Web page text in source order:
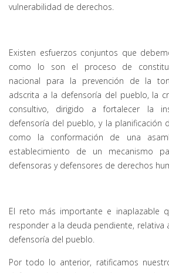
vulnerabilidad de derechos.
Existen esfuerzos conjuntos que
como lo son el proceso de
nacional para la prevención de la
adscrita a la defensoría del pueblo, la
consultivo, dirigido a fortalecer la
defensoría del pueblo, y la planificación
como la conformación de una
establecimiento de un mecanismo
defensoras y defensores de derechos
El reto más importante e inaplazable
responder a la deuda pendiente, relativa
defensoría del pueblo.
Por todo lo anterior, ratificamos